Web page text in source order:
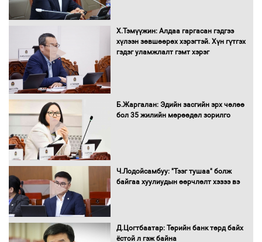
Автобензин, дизель түлшний онцгой
албан татварыг тэглэлээ
Санхүүгийн хэмнэлтийн горимд эрүүл
мэндийн салбар хамаарахгүй
Нөөцийн махны худалдаа,
борлуулалтыг нээлттэй ил тод
Монгол Улс “COP17”-д “Тал хээрийн
Х.Тэмүүжин: Алдаа гаргасан гэдгээ
хүлээн зөвшөөрөх хэрэгтэй. Хүн гүтгэх
гэдэг уламжлалт гэмт хэрэг
Б.Жаргалан: Эдийн засгийн эрх чөлөө
бол 35 жилийн мөрөөдөл зорилго
Ч.Лодойсамбуу: "Тээг тушаа" болж
байгаа хуулиудын өөрчлөлт хэзээ вэ
Д.Цогтбаатар: Төрийн банк төрд байх
ёстой л гэж байна